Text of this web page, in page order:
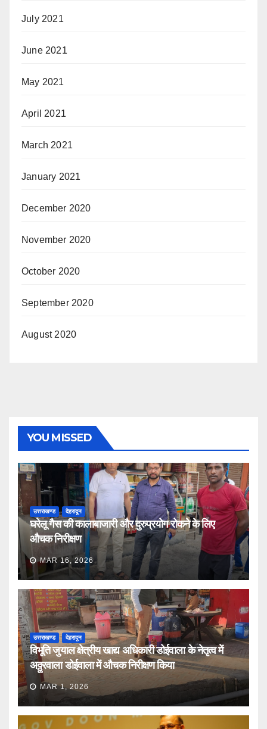
July 2021
June 2021
May 2021
April 2021
March 2021
January 2021
December 2020
November 2020
October 2020
September 2020
August 2020
YOU MISSED
उत्तराखण्ड देहरादून
घरेलू गैस की कालाबाजारी और दुरुप्रयोग रोकने के लिए
औचक निरीक्षण
MAR 16, 2026
उत्तराखण्ड देहरादून
विभूति जुयाल क्षेत्रीय खाद्य अधिकारी डोईवाला के नेतृत्व में
अठ्ठुरवाला डोईवाला में औचक निरीक्षण किया
MAR 1, 2026